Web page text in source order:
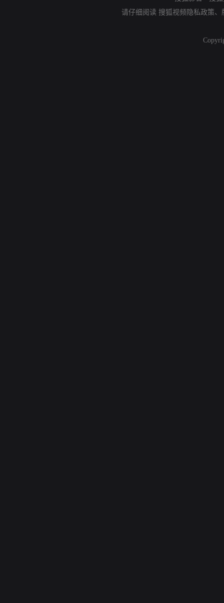
请仔细阅读 搜狐视频隐私政策、